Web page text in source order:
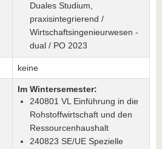
Duales Studium,
praxisintegrierend /
Wirtschaftsingenieurwesen -
dual / PO 2023
keine
Im Wintersemester:
240801 VL Einführung in die
Rohstoffwirtschaft und den
Ressourcenhaushalt
240823 SE/UE Spezielle